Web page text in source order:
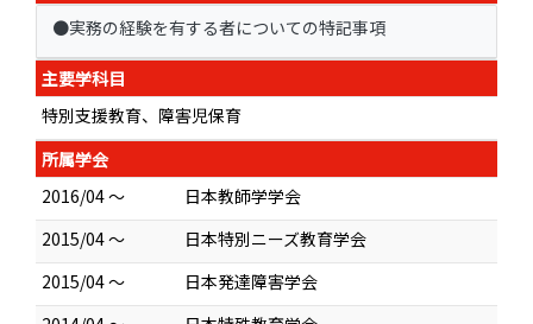
●実務の経験を有する者についての特記事項
主要学科目
特別支援教育、障害児保育
所属学会
2016/04 ～
日本教師学学会
2015/04 ～
日本特別ニーズ教育学会
2015/04 ～
日本発達障害学会